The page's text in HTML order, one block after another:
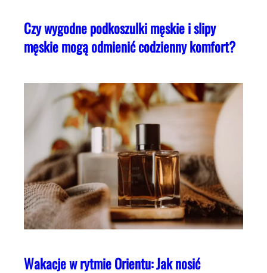
Czy wygodne podkoszulki męskie i slipy
męskie mogą odmienić codzienny komfort?
Wakacje w rytmie Orientu: Jak nosić